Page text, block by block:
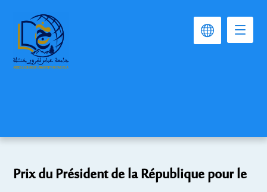
Prix du Président de la République pour le